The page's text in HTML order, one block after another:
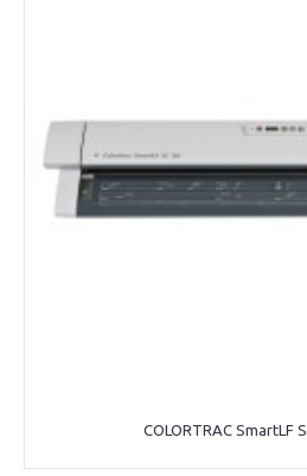
COLORTRAC SmartLF